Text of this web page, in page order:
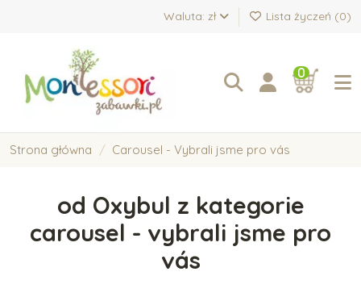
Waluta: zł Lista życzeń (0)
0
Strona główna Carousel - Vybrali jsme pro vás
od Oxybul z kategorie
carousel - vybrali jsme pro
vás